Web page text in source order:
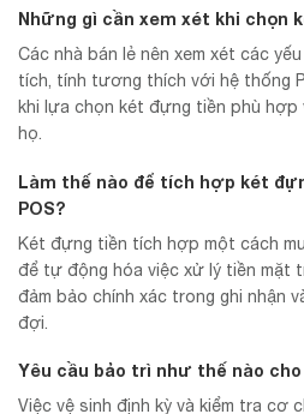
Những gì cần xem xét khi chọn
Các nhà bán lẻ nên xem xét các
tích, tính tương thích với hệ thống
khi lựa chọn két đựng tiền phù
họ.
Làm thế nào để tích hợp két
POS?
Két đựng tiền tích hợp một cách
để tự động hóa việc xử lý tiền mặt
đảm bảo chính xác trong ghi nhận
đợi.
Yêu cầu bảo trì như thế nào
Việc vệ sinh định kỳ và kiểm tra cơ